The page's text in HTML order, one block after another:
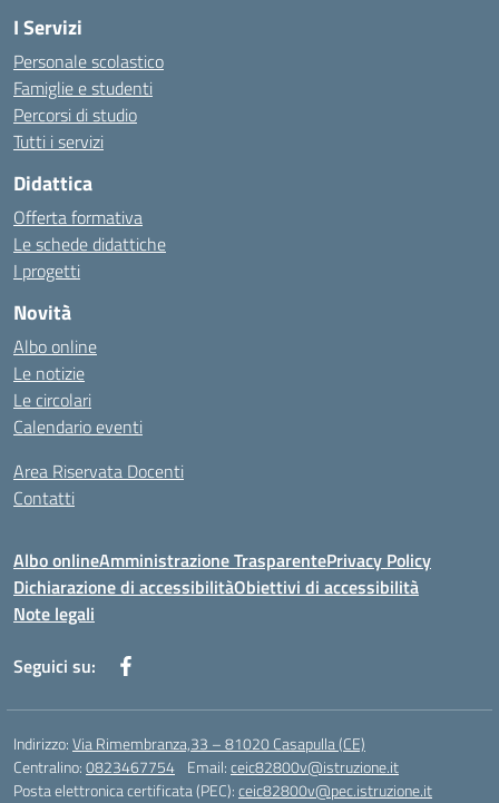
I Servizi
Personale scolastico
Famiglie e studenti
Percorsi di studio
Tutti i servizi
Didattica
Offerta formativa
Le schede didattiche
I progetti
Novità
Albo online
Le notizie
Le circolari
Calendario eventi
Area Riservata Docenti
Contatti
Albo onlineAmministrazione TrasparentePrivacy Policy
Dichiarazione di accessibilitàObiettivi di accessibilità
Note legali
Seguici su:
Indirizzo:Via Rimembranza,33 – 81020 Casapulla (CE)
Centralino:0823467754 Email:ceic82800v@istruzione.it
Posta elettronica certificata (PEC):ceic82800v@pec.istruzione.it